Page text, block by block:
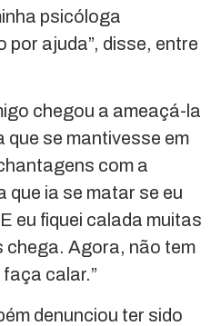
psicóloga
por ajuda”, disse, entre
chegou a ameaçá-la
que se mantivesse em
com a
que ia se matar se eu
eu fiquei calada muitas
chega. Agora, não tem
calar.”
denunciou ter sido